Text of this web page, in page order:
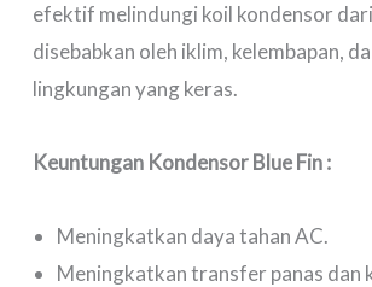
efektif melindungi koil kondensor
disebabkan oleh iklim, kelembapan,
lingkungan yang keras.
Keuntungan Kondensor Blue Fin :
Meningkatkan daya tahan AC.
Meningkatkan transfer panas dan